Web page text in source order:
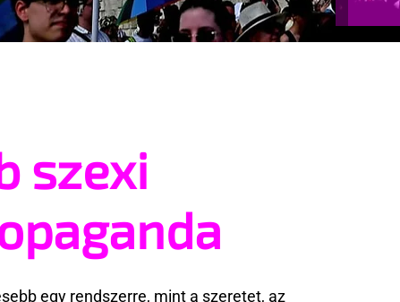
szexi
egy rendszerre, mint a szeretet, az